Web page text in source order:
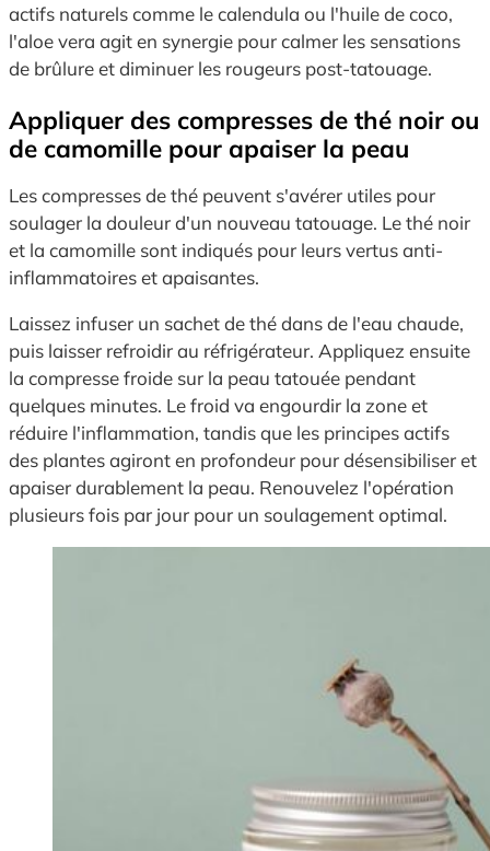
actifs naturels comme le calendula ou l'huile de coco,
l'aloe vera agit en synergie pour calmer les sensations
de brûlure et diminuer les rougeurs post-tatouage.
Appliquer des compresses de thé noir ou
de camomille pour apaiser la peau
Les compresses de thé peuvent s'avérer utiles pour
soulager la douleur d'un nouveau tatouage. Le thé noir
et la camomille sont indiqués pour leurs vertus anti-
inflammatoires et apaisantes.
Laissez infuser un sachet de thé dans de l'eau chaude,
puis laisser refroidir au réfrigérateur. Appliquez ensuite
la compresse froide sur la peau tatouée pendant
quelques minutes. Le froid va engourdir la zone et
réduire l'inflammation, tandis que les principes actifs
des plantes agiront en profondeur pour désensibiliser et
apaiser durablement la peau. Renouvelez l'opération
plusieurs fois par jour pour un soulagement optimal.